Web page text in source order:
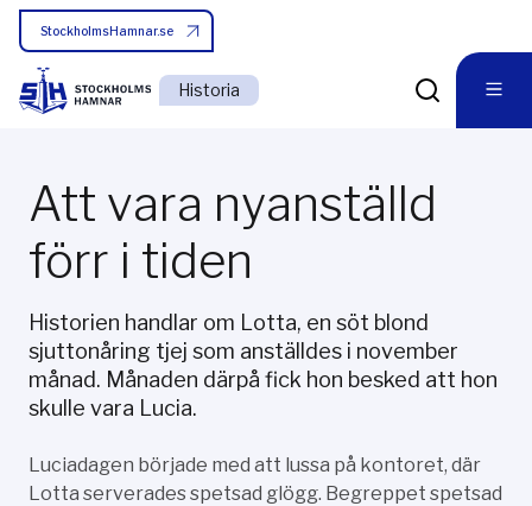
StockholmsHamnar.se
Historia
Att vara nyanställd
förr i tiden
Historien handlar om Lotta, en söt blond
sjuttonåring tjej som anställdes i november
månad. Månaden därpå fick hon besked att hon
skulle vara Lucia.
Luciadagen började med att lussa på kontoret, där
Lotta serverades spetsad glögg. Begreppet spetsad